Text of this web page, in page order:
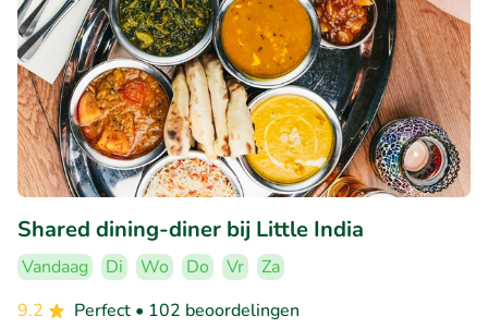
Shared dining-diner bij Little India
Vandaag Di Wo Do Vr
Za
9.2
Perfect • 102 beoordelingen